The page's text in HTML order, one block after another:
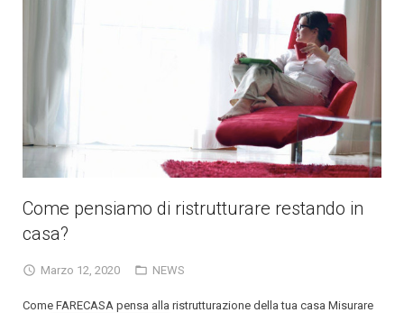
Come pensiamo di ristrutturare restando in
casa?
Marzo 12, 2020 NEWS
Come FARECASA pensa alla ristrutturazione della tua casa Misurare